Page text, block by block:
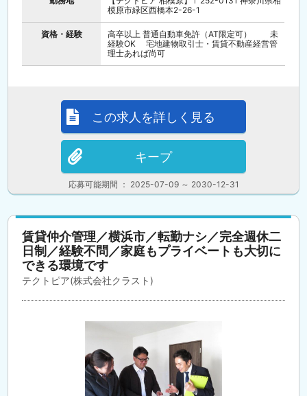
模原市緑区西橋本2-26-1
資格・経験
高卒以上 普通自動車免許（AT限定可） 未
経験OK 宅地建物取引士・賃貸不動産経営管
理士あれば尚可
応募可能期間 ： 2025-07-09 ～ 2030-12-31
この求人を詳しく見る
キープ
賃貸仲介管理／横浜市／転勤ナシ／完全週休二
日制／経験不問／家庭もプライベートも大切に
できる環境です
テクトピア(株式会社クラスト)